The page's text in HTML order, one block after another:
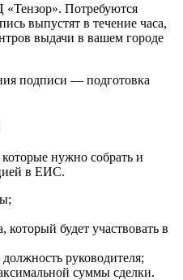
Потребуются
выпустят в течение часа,
выдачи в вашем городе
подписи — подготовка
нужно собрать и
в ЕИС.
который будет участвовать в
руководителя;
суммы сделки.